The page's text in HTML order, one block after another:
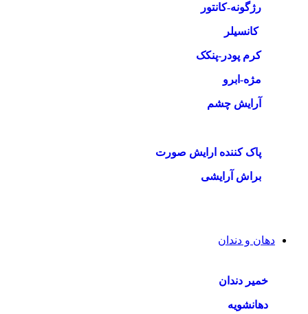
رژگونه-کانتور
کانسیلر
کرم پودر-پنکک
مژه-ابرو
آرایش چشم
پاک کننده ارایش صورت
براش آرایشی
دهان و دندان
خمیر دندان
دهانشویه